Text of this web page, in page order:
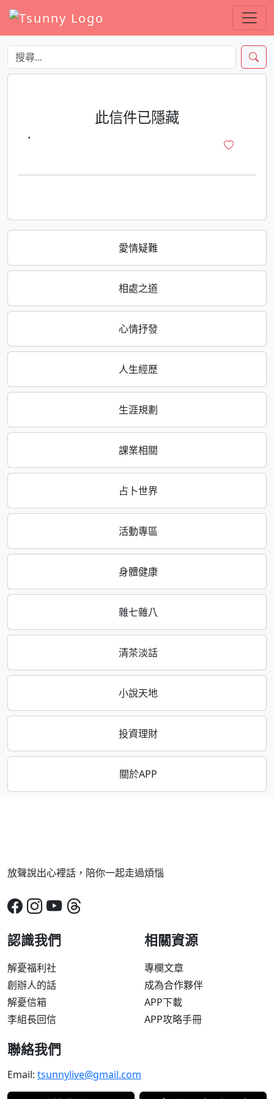
愛情疑難
相處之道
心情抒發
人生經歷
生涯規劃
課業相關
占卜世界
活動專區
身體健康
雜七雜八
清茶淡話
小說天地
投資理財
關於APP
此信件已隱藏
·
放聲說出心裡話，陪你一起走過煩惱
認識我們
解憂福利社
創辦人的話
解憂信箱
李組長回信
相關資源
專欄文章
成為合作夥伴
APP下載
APP攻略手冊
聯絡我們
Email: tsunnylive@gmail.com